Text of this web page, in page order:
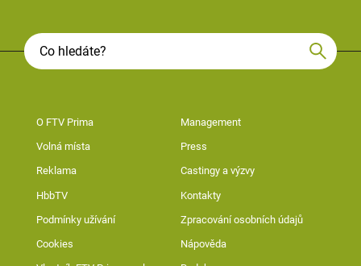
O FTV Prima Management
Volná místa Press
Reklama Castingy a výzvy
HbbTV Kontakty
Podmínky užívání Zpracování osobních údajů
Cookies Nápověda